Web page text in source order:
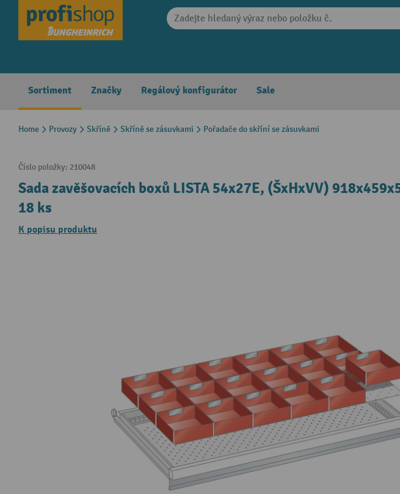
Skip to main navigation
Sortiment Značky Regálový konfigurátor Sale
Home Provozy Skříně Skříně se zásuvkami Pořadače do skříní se zásuvkami
Číslo položky: 210048
Sada zavěšovacích boxů LISTA 54x27E, (ŠxHxVV)
18 ks
K popisu produktu